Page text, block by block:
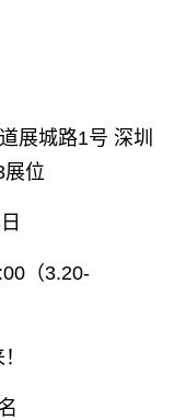
展城路1号 深圳
展位
（3.20-